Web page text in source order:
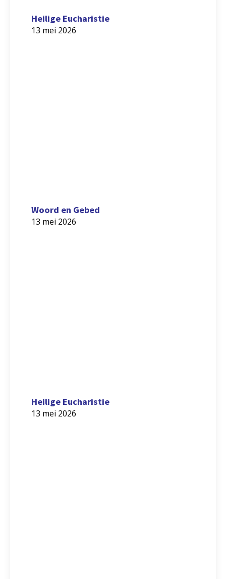
Heilige Eucharistie
13 mei 2026
Woord en Gebed
13 mei 2026
Heilige Eucharistie
13 mei 2026